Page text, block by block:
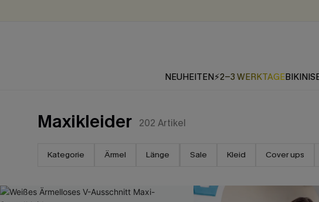
ZUM
NEUHEITEN⚡2-3 WERKTAGEBIKINIS
Maxikleider 202 Artikel
Kategorie Ärmel Länge Sale Kleid Cover ups